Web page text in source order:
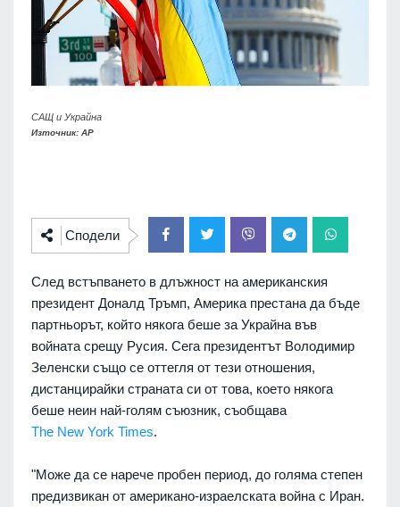
САЩ и Украйна
Източник: AP
Сподели
След встъпването в длъжност на американския
президент Доналд Тръмп, Америка престана да бъде
партньорът, който някога беше за Украйна във
войната срещу Русия. Сега президентът Володимир
Зеленски също се оттегля от тези отношения,
дистанцирайки страната си от това, което някога
беше неин най-голям съюзник, съобщава
The New York Times.
"Може да се нарече пробен период, до голяма степен
предизвикан от американо-израелската война с Иран.